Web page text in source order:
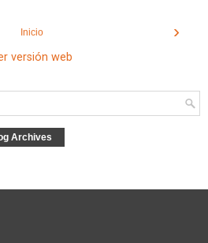
›
Inicio
versión web
Archives